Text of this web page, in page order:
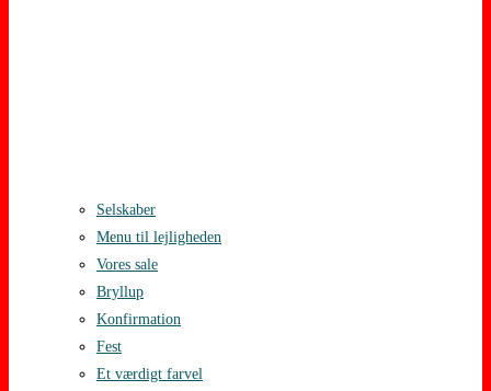
Selskaber
Menu til lejligheden
Vores sale
Bryllup
Konfirmation
Fest
Et værdigt farvel